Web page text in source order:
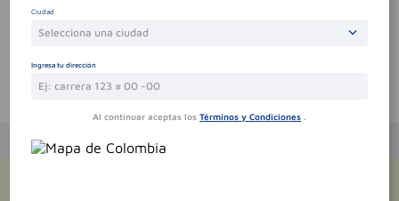
Te puede interesar
Ciudad
Selecciona una ciudad
Ingresa tu dirección
Al continuar aceptas los Términos y Condiciones .